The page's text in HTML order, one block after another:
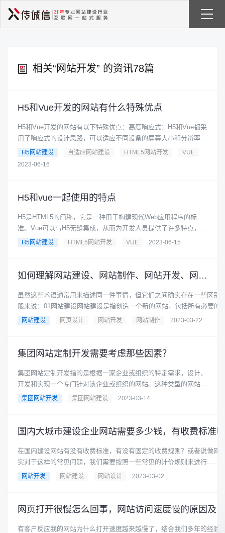
相关“网站开发” 的资讯78篇
H5和Vue开发的网站有什么特殊优点
H5和Vue开发的网站有以下特殊优点：高度响应式：H5和Vue都采
用了响应式的设计思路，可以适应不同设备的屏幕大小和分辨率，
从而提供更好的用......
H5网站建设 自适应网站建设 HTML5网站开发
VUE
2023-06-16
H5和vue一起使用的特点
H5是HTML5的简称，它是一种用于构建现代Web应用程序的标
准。Vue可以与H5无缝集成，从而为开发人员提供了许多特点，例
如：响应式设计：......
H5网站建设 HTML5网站开发 VUE 2023-06-15
如何理解网站建设、网站制作、网站开发、网页设计？
虽然这些术语通常用来描述同一件事情，但它们之间确实存在一些区别
般来说：01网站建设网站建设是指创造一个新的网站，包括所有必要的
素，如页......
网站建设 网页设计 网站开发 网站制作 2023-03-22
集团网站定制开发需要考虑那些因素？
集团网站定制开发指的是根据一家企业或组织的特定需求，设计、
开发和实现一个专门针对该企业或组织的网站。这种类型的网站通
常具有更高的复杂性和定制......
集团网站开发 集团网站建设 2023-03-14
在国内建设网站有没有收费标准，有没有固定的收费规则？或者说做网
实对于这样的常见问题，我们需要按照一些常见的计价规则来进行......
网站开发 网站建设 网站设计 2023-03-02
有客户反应我的网站为什么打开速度越来越慢了，结合我们多年的经验